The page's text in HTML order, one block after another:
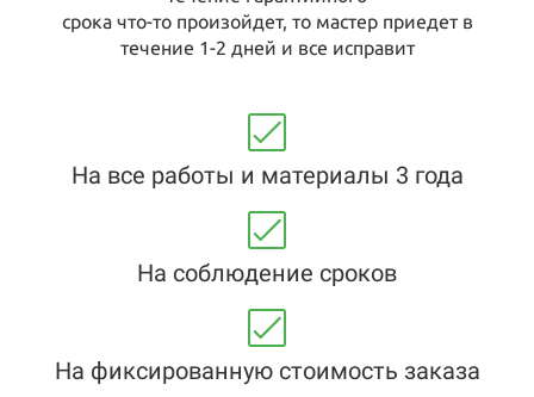
срока что-то произойдет, то мастер приедет в
течение 1-2 дней и все исправит
На все работы и материалы 3 года
На соблюдение сроков
На фиксированную стоимость заказа